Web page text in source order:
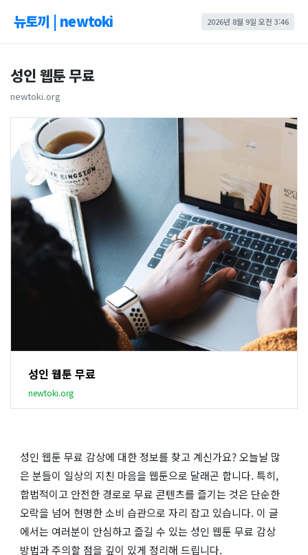
뉴토끼 | newtoki 2026년 8월 9일 오전 3:46
성인 웹툰 무료
newtoki.org
성인 웹툰 무료
newtoki.org
성인 웹툰 무료 감상에 대한 정보를 찾고 계신가요? 오늘날 많
은 분들이 일상의 지친 마음을 웹툰으로 달래곤 합니다. 특히,
합법적이고 안전한 경로로 무료 콘텐츠를 즐기는 것은 단순한
오락을 넘어 현명한 소비 습관으로 자리 잡고 있습니다. 이 글
에서는 여러분이 안심하고 즐길 수 있는 성인 웹툰 무료 감상
방법과 주의할 점을 깊이 있게 정리해 드립니다.